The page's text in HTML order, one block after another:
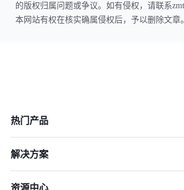
的版权归属问题或争议。如有侵权，请联系
本网站有权在核实确属侵权后，予以删除文章。
热门产品
解决方案